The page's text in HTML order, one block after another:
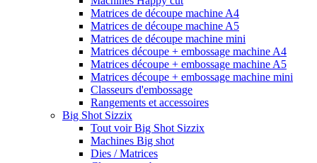
Matrices de découpe machine A4
Matrices de découpe machine A5
Matrices de découpe machine mini
Matrices découpe + embossage machine A4
Matrices découpe + embossage machine A5
Matrices découpe + embossage machine mini
Classeurs d'embossage
Rangements et accessoires
Big Shot Sizzix
Tout voir Big Shot Sizzix
Machines Big shot
Dies / Matrices